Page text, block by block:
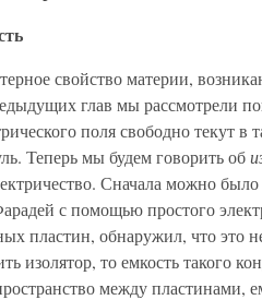
свойство материи,
глав мы рассмотрели
поля свободно текут в
Теперь мы будем говорить об
Сначала можно
с помощью простого
плас­тин, обнаружил, что это
изолятор, то емкость такого
между пластинами,